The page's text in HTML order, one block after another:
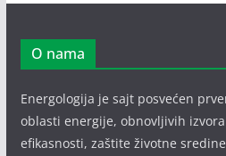
O nama
Energologija je sajt posvećen
oblasti energije, obnovljivih
efikasnosti, zaštite životne